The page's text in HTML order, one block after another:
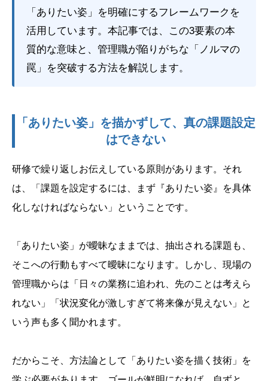
「ありたい姿」を明確にするフレームワークを
活用しています。本記事では、この3要素の本
質的な意味と、管理職が陥りがちな「ノルマの
罠」を突破する方法を解説します。
「ありたい姿」を描かずして、真の課題設定
はできない
研修で繰り返しお伝えしている原則があります。それ
は、「課題を設定するには、まず『ありたい姿』を具体
化しなければならない」ということです。
「ありたい姿」が曖昧なままでは、抽出される課題も、
そこへの行動もすべて曖昧になります。しかし、現場の
管理職からは「日々の業務に追われ、先のことは考えら
れない」「状況変化が激しすぎて将来像が見えない」と
いう声も多く聞かれます。
だからこそ、方法論として「ありたい姿を描く技術」を